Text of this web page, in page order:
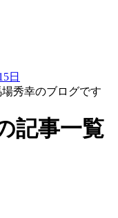
日
記事一覧